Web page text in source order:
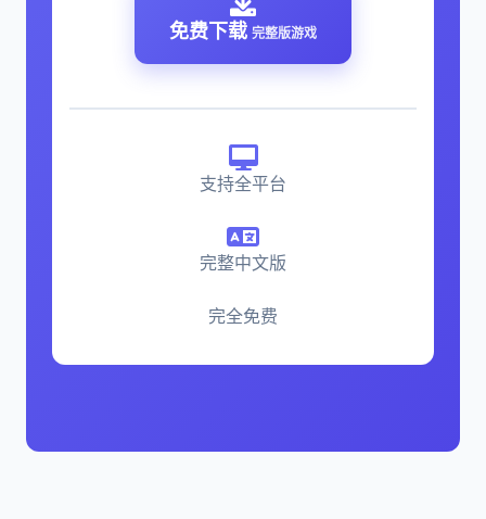
免费下载 完整版游戏
支持全平台
完整中文版
完全免费